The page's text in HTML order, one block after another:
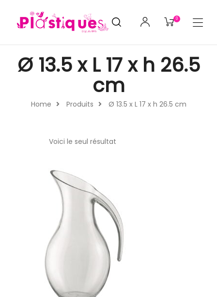
0
Home Produits Ø 13.5 x L 17 x h 26.5 cm
Ø 13.5 x L 17 x h 26.5
cm
Voici le seul résultat